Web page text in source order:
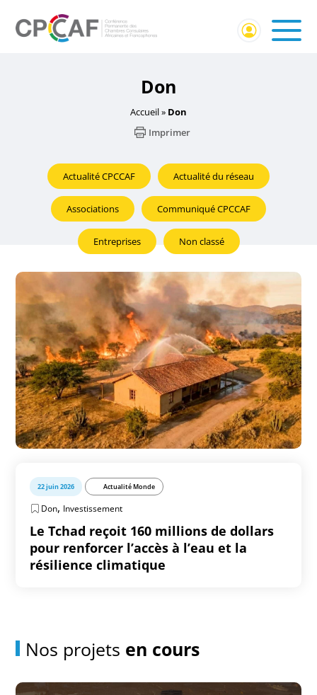
Don
Accueil» Don
Imprimer
Actualité CPCCAF Actualité du réseau
Associations Communiqué CPCCAF
Entreprises Non classé
22 juin 2026 Actualité Monde
Don, Investissement
Le Tchad reçoit 160 millions de dollars
pour renforcer l’accès à l’eau et la
résilience climatique
Nos projets en cours